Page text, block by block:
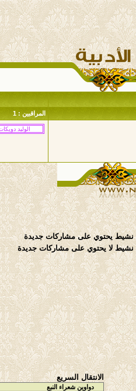
المراقبين : 1
يحتوي على مشاركات جديدة
لا يحتوي على مشاركات جديدة
الانتقال السريع